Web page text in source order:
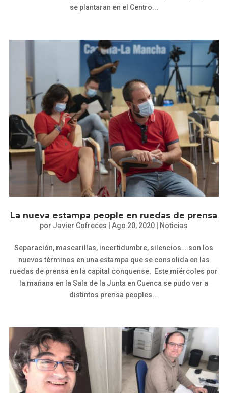
se plantaran en el Centro...
La nueva estampa people en ruedas de prensa
por Javier Cofreces |Ago 20, 2020 Noticias
Separación, mascarillas, incertidumbre, silencios….son los
nuevos términos en una estampa que se consolida en las
ruedas de prensa en la capital conquense. Este miércoles por
la mañana en la Sala de la Junta en Cuenca se pudo ver a
distintos prensa peoples...